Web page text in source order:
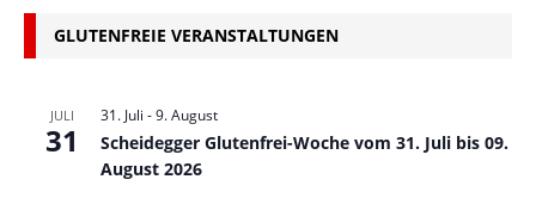
GLUTENFREIE VERANSTALTUNGEN
JULI
31
31. Juli -9. August
Scheidegger Glutenfrei-Woche vom 31. Juli bis 09.
August 2026